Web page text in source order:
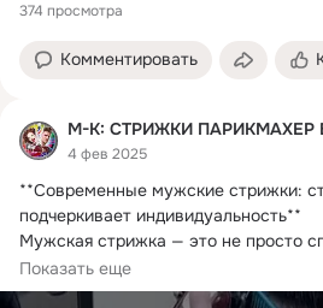
374 просмотра
Комментировать
М-К: СТРИЖКИ ПАРИКМАХЕР
4 фев 2025
**Современные мужские стрижки:
подчеркивает индивидуальность**
Мужская стрижка — это не просто
порядка,...
Показать еще